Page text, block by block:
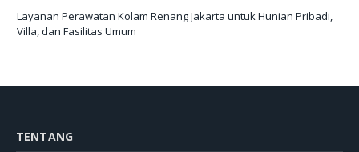
Layanan Perawatan Kolam Renang Jakarta untuk Hunian Pribadi,
Villa, dan Fasilitas Umum
TENTANG